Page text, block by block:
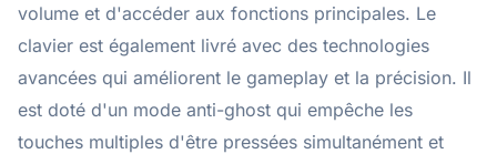
volume et d'accéder aux fonctions principales. Le
clavier est également livré avec des technologies
avancées qui améliorent le gameplay et la précision. Il
est doté d'un mode anti-ghost qui empêche les
touches multiples d'être pressées simultanément et